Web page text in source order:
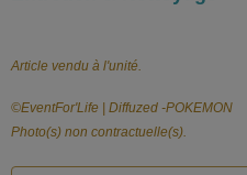
Article vendu à l'unité.
©️EventFor'Life | Diffuzed -POKEMON
Photo(s) non contractuelle(s).